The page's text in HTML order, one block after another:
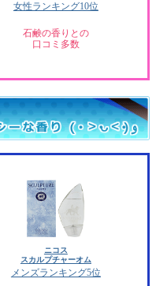
女性ランキング10位
石鹸の香りとの
口コミ多数
ニコス
スカルプチャーオム
メンズランキング5位